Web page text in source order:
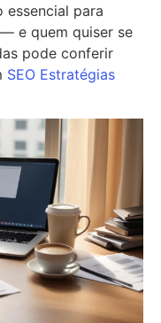
essencial para
e quem quiser se
pode conferir
SEO Estratégias